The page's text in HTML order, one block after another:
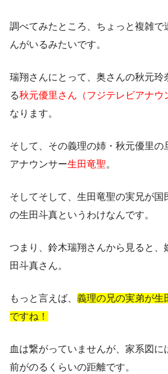
調べてみたところ、ちょっと複雑で
んがいるみたいです。
瑞翔さんにとって、奥さんの秋元玲
る秋元優里さん（フジテレビアナウ
なります。
そして、その義理の姉・秋元優里の
アナウンサー生田竜聖。
そしてそして、生田竜聖の実兄が国
の生田斗真というわけなんです。
つまり、鈴木瑞翔さんから見ると、
田斗真さん。
もっと言えば、 義理の兄の実弟が生
ですね！
血は繋がっていませんが、家系図に
前がのるくらいの距離です。